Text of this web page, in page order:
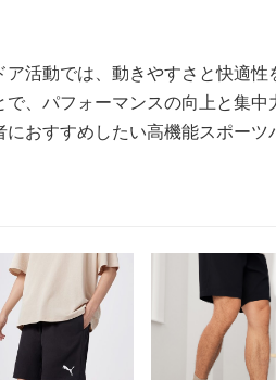
活動では、動きやすさと快適性
、パフォーマンスの向上と集中
おすすめしたい高機能スポーツ